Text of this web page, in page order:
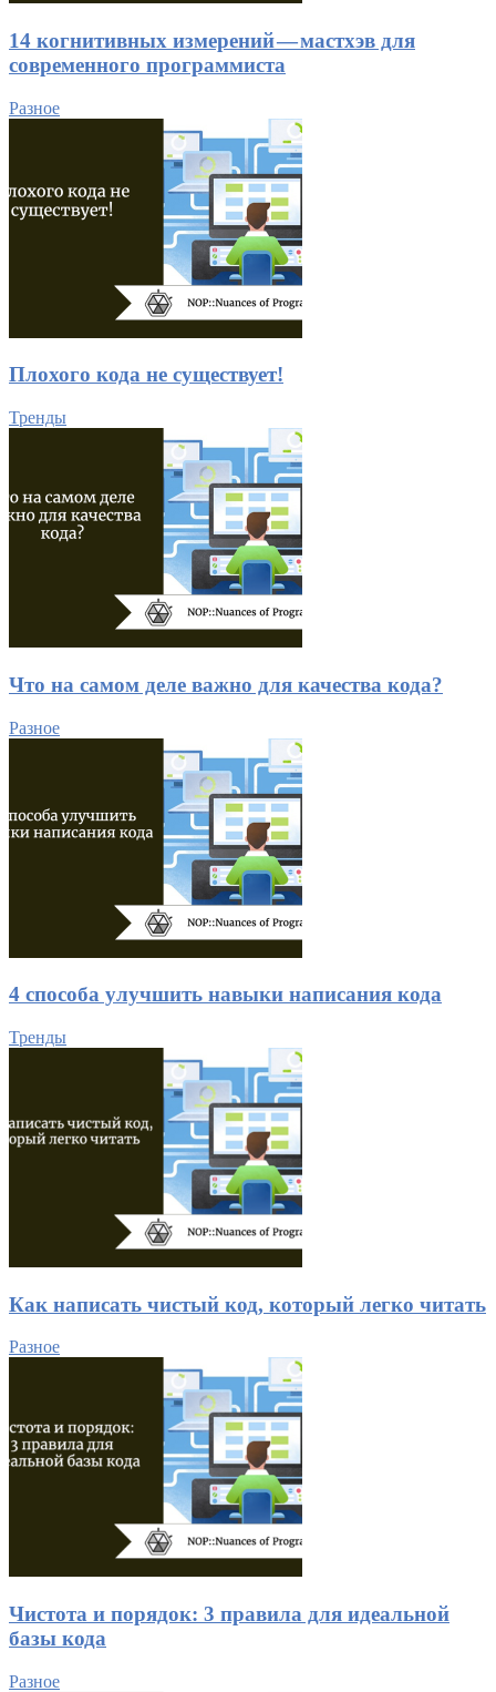
14 когнитивных измерений — мастхэв для
современного программиста
Разное
Плохого кода не существует!
Тренды
Что на самом деле важно для качества кода?
Разное
4 способа улучшить навыки написания кода
Тренды
Как написать чистый код, который легко читать
Разное
Чистота и порядок: 3 правила для идеальной
базы кода
Разное